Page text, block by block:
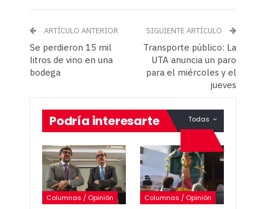
ARTÍCULO ANTERIOR
Se perdieron 15 mil
litros de vino en una
bodega
SIGUIENTE ARTÍCULO
Transporte público: La
UTA anuncia un paro
para el miércoles y el
jueves
Todas
Podría interesarte
Columnas / Opinión Columnas / Opinión